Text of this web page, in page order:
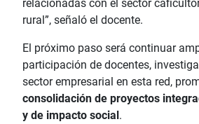
relacionadas con el sector
rural”, señaló el docente.
El próximo paso será continuar
participación de docentes,
sector empresarial en esta red,
consolidación de proyectos
y de impacto social.